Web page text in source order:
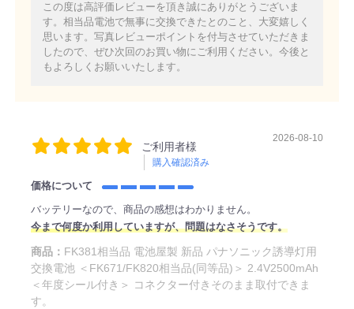
この度は高評価レビューを頂き誠にありがとうございま
す。相当品電池で無事に交換できたとのこと、大変嬉しく
思います。写真レビューポイントを付与させていただきま
したので、ぜひ次回のお買い物にご利用ください。今後と
もよろしくお願いいたします。
ご利用者様
購入確認済み
2026-08-10
価格について
バッテリーなので、商品の感想はわかりません。
今まで何度か利用していますが、問題はなさそうです。
商品： FK381相当品 電池屋製 新品 パナソニック誘導灯用
交換電池 ＜FK671/FK820相当品(同等品)＞ 2.4V2500mAh
＜年度シール付き＞ コネクター付きそのまま取付できま
す。